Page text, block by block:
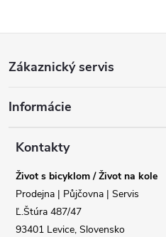
p
Zákaznický servis
Informácie
Kontakty
Život s bicyklom / Život na kole
Prodejna | Půjčovna | Servis
Ľ.Štúra 487/47
93401 Levice, Slovensko